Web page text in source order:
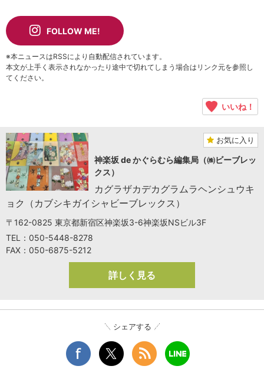
FOLLOW ME!
※本ニュースはRSSにより自動配信されています。
本文が上手く表示されなかったり途中で切れてしまう場合はリンク元を参照し
てください。
いいね！
お気に入り
神楽坂 de かぐらむら編集局（㈱ビーブレッ
クス）
カグラザカデカグラムラヘンシュウキ
ョク（カブシキガイシャビーブレックス）
〒162-0825 東京都新宿区神楽坂3-6神楽坂NSビル3F
TEL：050-5448-8278
FAX：050-6875-5212
詳しく見る
シェアする